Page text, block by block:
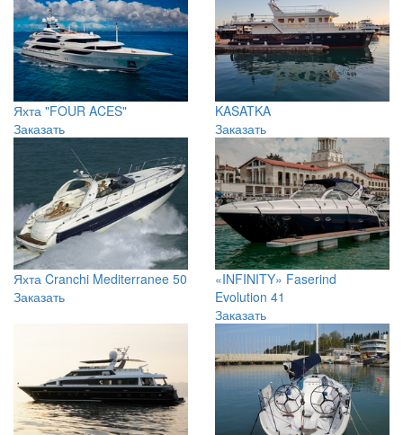
Яхта Sunseeker 62
Заказать
Яхта "4YOU"
Заказать
Яхта "FOUR ACES"
Заказать
KASATKA
Заказать
«INFINITY» Faserind
Evolution 41
Заказать